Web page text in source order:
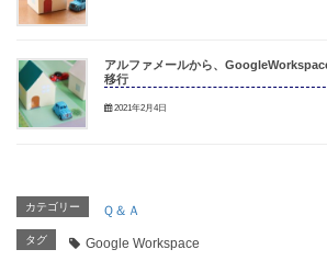
アルファメールから、
移行
2021年2月4日
カテゴリー Ｑ＆Ａ
タグ Google Workspace